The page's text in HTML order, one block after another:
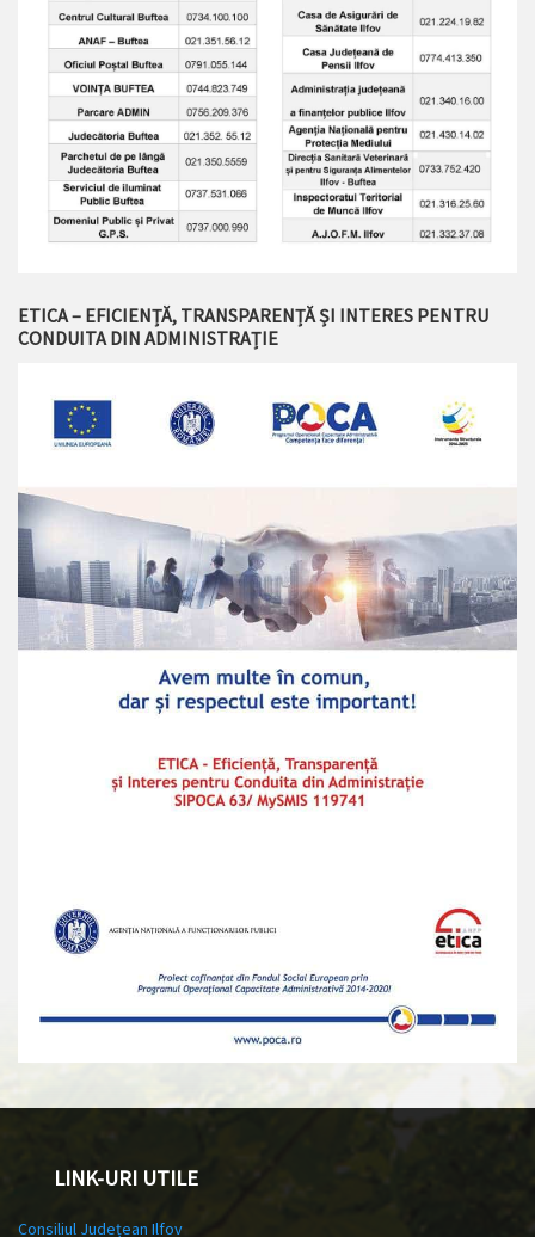
ETICA – EFICIENȚĂ, TRANSPARENȚĂ ȘI INTERES PENTRU
CONDUITA DIN ADMINISTRAȚIE
LINK-URI UTILE
Consiliul Județean Ilfov